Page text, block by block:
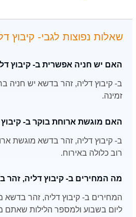
שאלות נפוצות לגבי- קיבוץ
האם יש חניה אפשרית ב- קיבוץ
ב- קיבוץ דליה, זהר בדשא יש חניה
זמינה.
האם מוגשת ארוחת בוקר ב-
ב- קיבוץ דליה, זהר בדשא מוגשת
רוב כלולה באירוח.
מה המחירים ב- קיבוץ דליה, זהר
המחירים ב- קיבוץ דליה, זהר
ליום בשבוע ולמספר הלילות שאתם